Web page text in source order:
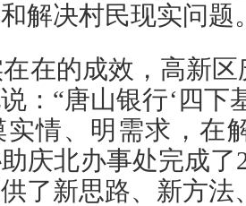
解决村民现实问题
在的成效，高新
：“唐山银行‘四下
情、明需求，在
庆北办事处完成
了新思路、新方法